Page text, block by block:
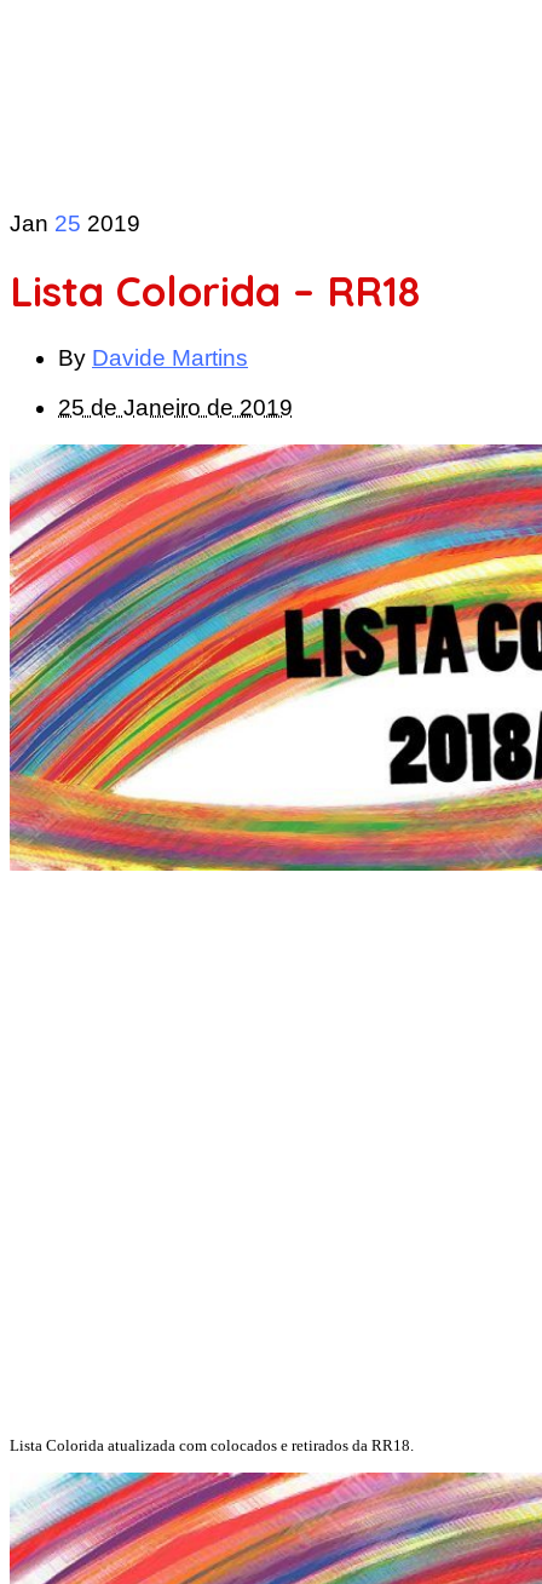
Jan 25 2019
Lista Colorida – RR18
By Davide Martins
25 de Janeiro de 2019
Lista Colorida atualizada com colocados e retirados da RR18.